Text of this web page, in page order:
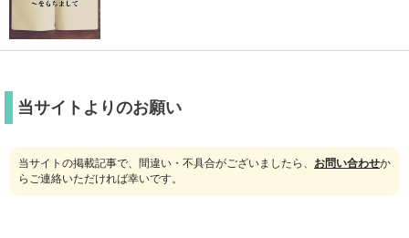
当サイトよりのお願い
当サイトの掲載記事で、間違い・不具合がございましたら、 お問い合わせか
らご連絡いただければ幸いです。